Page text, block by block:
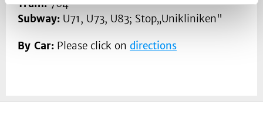
Tram:704
Subway: U71, U73, U83; Stop„Unikliniken"
By Car: Please click on directions